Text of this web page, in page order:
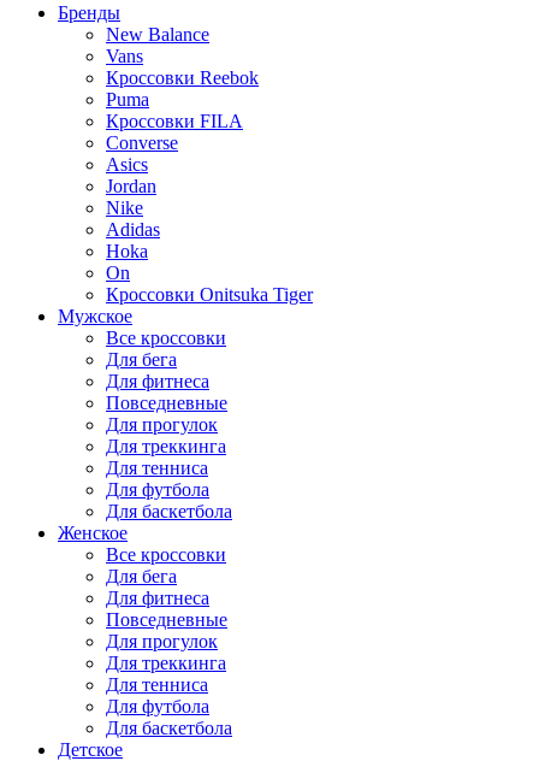
Бренды
New Balance
Vans
Кроссовки Reebok
Puma
Кроссовки FILA
Converse
Asics
Jordan
Nike
Adidas
Hoka
On
Кроссовки Onitsuka Tiger
Мужское
Все кроссовки
Для бега
Для фитнеса
Повседневные
Для прогулок
Для треккинга
Для тенниса
Для футбола
Для баскетбола
Женское
Все кроссовки
Для бега
Для фитнеса
Повседневные
Для прогулок
Для треккинга
Для тенниса
Для футбола
Для баскетбола
Детское